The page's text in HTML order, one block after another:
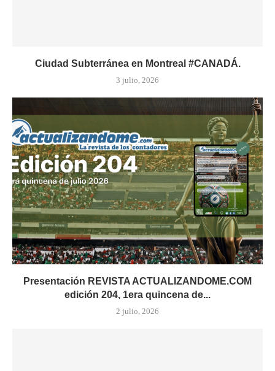
Ciudad Subterránea en Montreal #CANADÁ.
3 julio, 2026
Presentación REVISTA ACTUALIZANDOME.COM
edición 204, 1era quincena de...
2 julio, 2026